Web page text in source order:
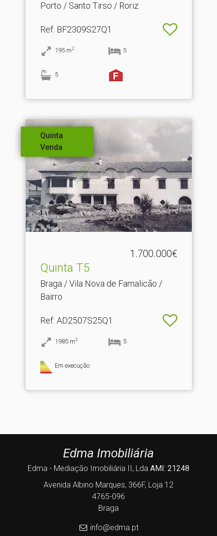
Porto / Santo Tirso / Roriz
Ref: BF2309S27Q1
195 m2 5
5
Quinta
Venda
1.700.000€
Quinta T5
Braga / Vila Nova de Famalicão /
Bairro
Ref: AD2507S25Q1
1985 m2 5
Em execução
Edma Imobiliária
Edma - Mediação Imobiliária II, Lda AMI: 21248
Avenida Albino Marques, 366F, Loja 12
4765-096
Braga
info@edma.pt